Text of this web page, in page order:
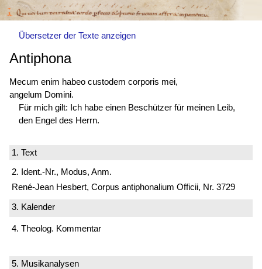
Übersetzer der Texte anzeigen
Antiphona
Mecum enim habeo custodem corporis mei,
angelum Domini.
Für mich gilt: Ich habe einen Beschützer für meinen Leib,
den Engel des Herrn.
1. Text
2. Ident.-Nr., Modus, Anm.
René-Jean Hesbert, Corpus antiphonalium Officii, Nr. 3729
3. Kalender
4. Theolog. Kommentar
5. Musikanalysen